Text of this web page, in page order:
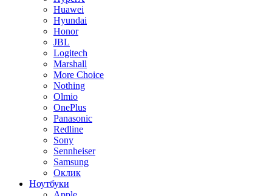
Huawei
Hyundai
Honor
JBL
Logitech
Marshall
More Choice
Nothing
Olmio
OnePlus
Panasonic
Redline
Sony
Sennheiser
Samsung
Оклик
Ноутбуки